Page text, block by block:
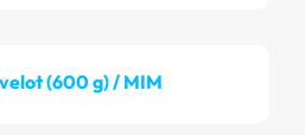
(600 g) / MIM